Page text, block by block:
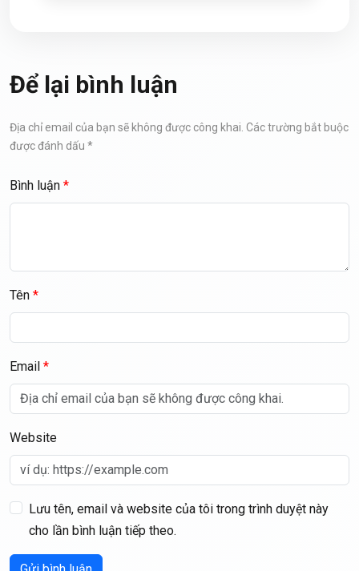
Để lại bình luận
Địa chỉ email của bạn sẽ không được công khai. Các trường bắt buộc
được đánh dấu *
Bình luận
Tên
Email
Website
Lưu tên, email và website của tôi trong trình duyệt này
cho lần bình luận tiếp theo.